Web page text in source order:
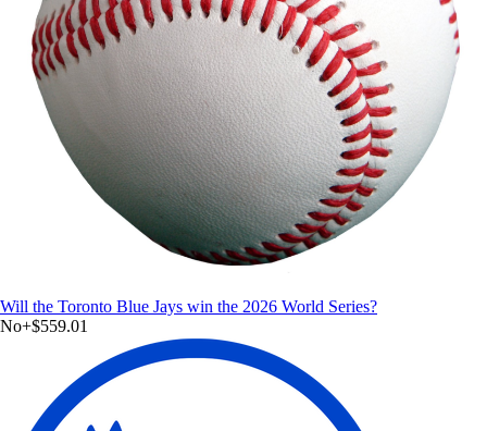
Will the Toronto Blue Jays win the 2026 World Series?
No+$559.01